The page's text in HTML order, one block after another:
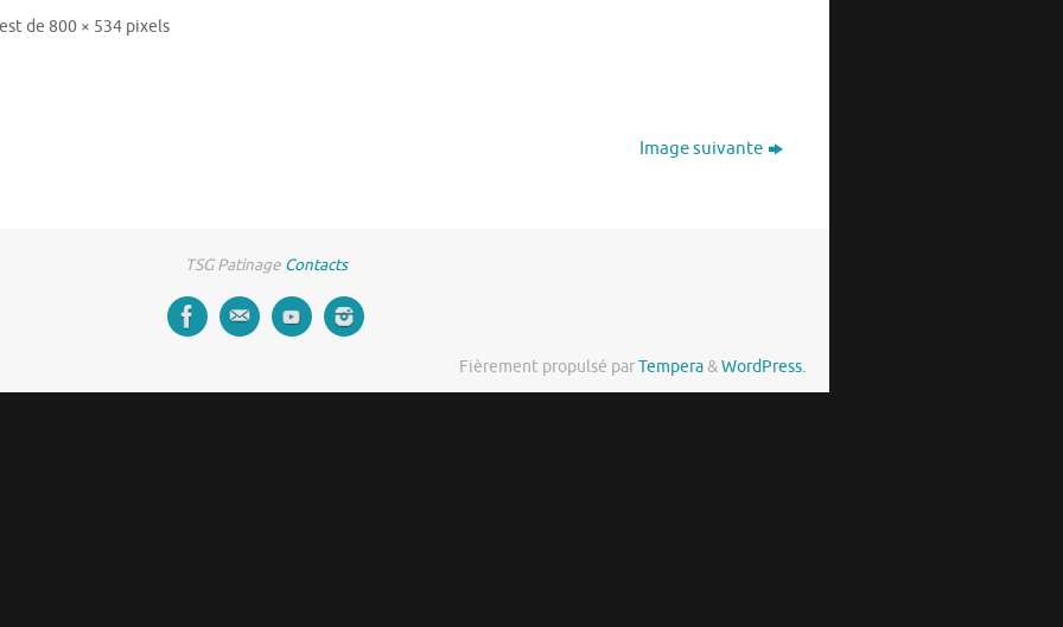
de800 × 534 pixels
Image suivante
TSG Patinage Contacts
Fièrement propulsé parTempera&WordPress.